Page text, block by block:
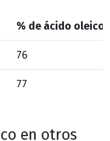
% de ácido oleico
76
77
en otros